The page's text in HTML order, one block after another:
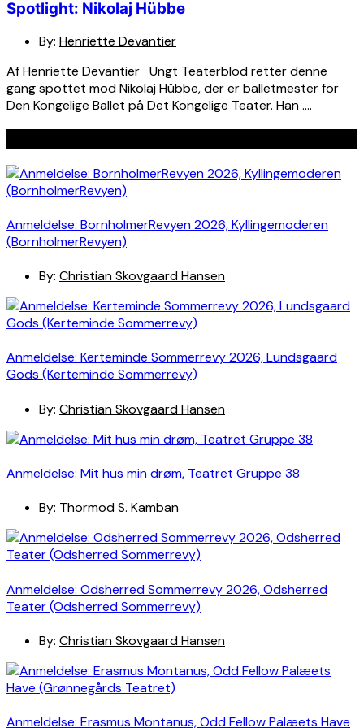
Spotlight: Nikolaj Hübbe
By: Henriette Devantier
Af Henriette Devantier Ungt Teaterblod retter denne
gang spottet mod Nikolaj Hübbe, der er balletmester for
Den Kongelige Ballet på Det Kongelige Teater. Han ….
Anmeldelse: BornholmerRevyen 2026, Kyllingemoderen
(BornholmerRevyen)
By: Christian Skovgaard Hansen
Anmeldelse: Kerteminde Sommerrevy 2026, Lundsgaard
Gods (Kerteminde Sommerrevy)
By: Christian Skovgaard Hansen
Anmeldelse: Mit hus min drøm, Teatret Gruppe 38
By: Thormod S. Kamban
Anmeldelse: Odsherred Sommerrevy 2026, Odsherred
Teater (Odsherred Sommerrevy)
By: Christian Skovgaard Hansen
Anmeldelse: Erasmus Montanus, Odd Fellow Palæets Have